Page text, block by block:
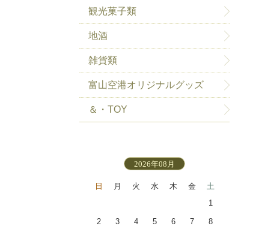
観光菓子類
地酒
雑貨類
富山空港オリジナルグッズ
＆・TOY
2026年08月
日 月 火 水 木 金
土
1
2 3 4 5 6 7 8